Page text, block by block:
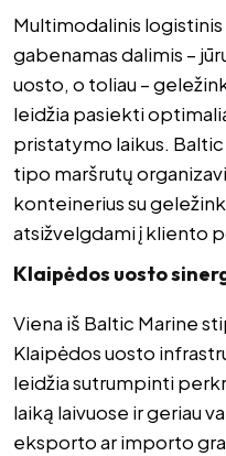
Multimodalinis
gabenamas dalimis –
uosto, o toliau –
leidžia pasiekti
pristatymo laikus.
tipo maršrutų
konteinerius su
atsižvelgdami į kliento
Klaipėdos uosto
Viena iš Baltic Marine
Klaipėdos uosto
leidžia sutrumpinti
laiką laivuose ir geriau
eksporto ar importo